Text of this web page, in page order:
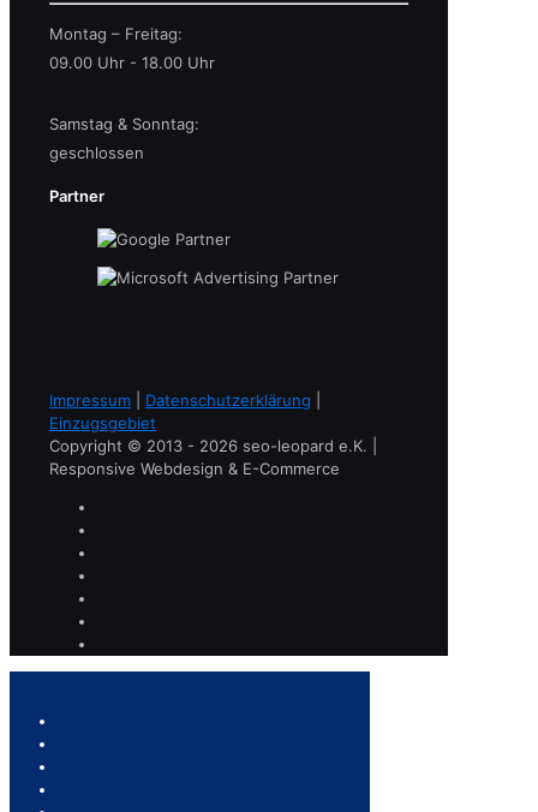
Montag – Freitag:
09.00 Uhr - 18.00 Uhr
Samstag & Sonntag:
geschlossen
Partner
Impressum Datenschutzerklärung
Einzugsgebiet
Copyright © 2013 - 2026 seo-leopard e.K. |
Responsive Webdesign & E-Commerce